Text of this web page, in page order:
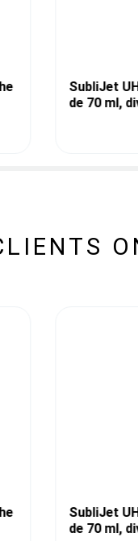
SubliJet
de 70 ml,
SubliJet
de 70 ml,